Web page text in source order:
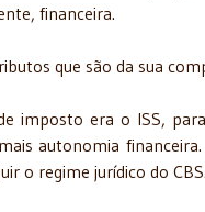
financeira.
que são da sua
imposto era o ISS,
autonomia
o regime jurídico do CBS.